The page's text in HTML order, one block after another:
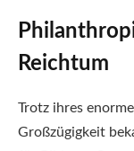
Reichtum
Trotz ihres
Großzügigkeit